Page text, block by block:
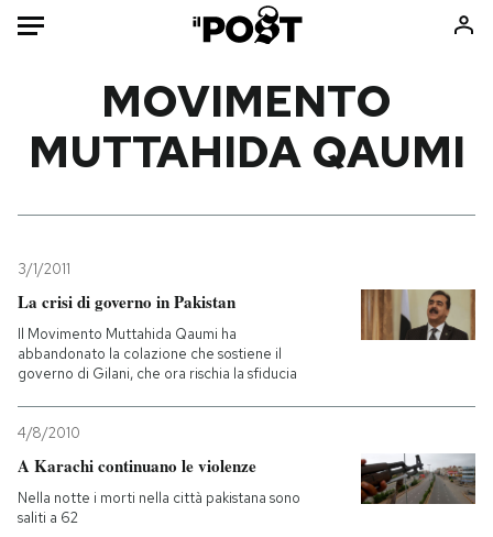
HOME
Mondo
Internet
Scienza
Cultura
Economia
Sport
Libri
Media
Europa
Altrecose
MOVIMENTO
MUTTAHIDA QAUMI
3/1/2011
La crisi di governo in Pakistan
Il Movimento Muttahida Qaumi ha
abbandonato la colazione che sostiene il
governo di Gilani, che ora rischia la sfiducia
4/8/2010
A Karachi continuano le violenze
Nella notte i morti nella città pakistana sono
saliti a 62